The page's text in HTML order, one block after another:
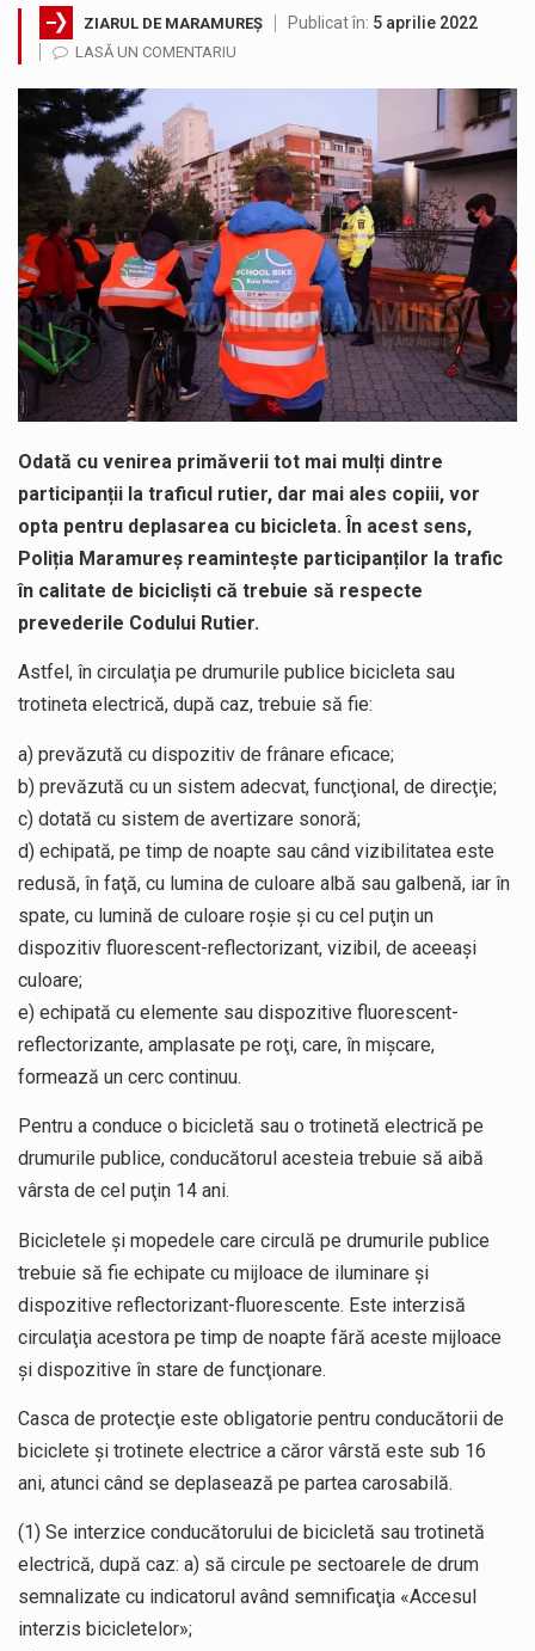
SIMULARE EXERCITIU. Prin Sistemul Unic de Apeluri de Urgență 112 a fost anunțat producerea unui accident rutier cu victime multiple,…
Temperaturile ridicate constituie factori agresivi asupra sănătăţii, extrem de nocivi, ce pot deregla echilibrul organismului. Prea multă căldură nu este…
Testarea independentă a sistemului e-Terra, realizată de STS, DNSC și Cyberint, a mai parcurs o rundă de evaluare. Un număr…
Vremea va fi caniculară. Disconfortul termic va fi accentuat, iar indicele temperatură-umezeală (ITU) va depăși pragul critic de 80 de…
A fost finalizat proiectul care prevede un nou spatiu de joacă pentru copiii din localitatea Tulghieș. Primarul comunei Miresu Mare,…
ZIARUL DE MARAMUREȘ Publicat în: 5 aprilie 2022
LASĂ UN COMENTARIU
Odată cu venirea primăverii tot mai mulți dintre
participanții la traficul rutier, dar mai ales copiii, vor
opta pentru deplasarea cu bicicleta. În acest sens,
Poliția Maramureș reamintește participanților la trafic
în calitate de bicicliști că trebuie să respecte
prevederile Codului Rutier.
Astfel, în circulaţia pe drumurile publice bicicleta sau
trotineta electrică, după caz, trebuie să fie:
a) prevăzută cu dispozitiv de frânare eficace;
b) prevăzută cu un sistem adecvat, funcţional, de direcţie;
c) dotată cu sistem de avertizare sonoră;
d) echipată, pe timp de noapte sau când vizibilitatea este
redusă, în faţă, cu lumina de culoare albă sau galbenă, iar în
spate, cu lumină de culoare roşie şi cu cel puţin un
dispozitiv fluorescent-reflectorizant, vizibil, de aceeaşi
culoare;
e) echipată cu elemente sau dispozitive fluorescent-
reflectorizante, amplasate pe roţi, care, în mişcare,
formează un cerc continuu.
Pentru a conduce o bicicletă sau o trotinetă electrică pe
drumurile publice, conducătorul acesteia trebuie să aibă
vârsta de cel puţin 14 ani.
Bicicletele şi mopedele care circulă pe drumurile publice
trebuie să fie echipate cu mijloace de iluminare şi
dispozitive reflectorizant-fluorescente. Este interzisă
circulaţia acestora pe timp de noapte fără aceste mijloace
şi dispozitive în stare de funcţionare.
Casca de protecţie este obligatorie pentru conducătorii de
biciclete şi trotinete electrice a căror vârstă este sub 16
ani, atunci când se deplasează pe partea carosabilă.
(1) Se interzice conducătorului de bicicletă sau trotinetă
electrică, după caz: a) să circule pe sectoarele de drum
semnalizate cu indicatorul având semnificaţia «Accesul
interzis bicicletelor»;